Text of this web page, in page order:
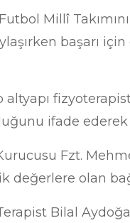
Millî
başarı
altyapı
ifade ederek
Fzt.
değerlere olan
Bilal